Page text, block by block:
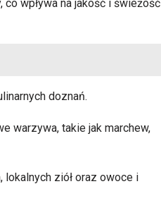
wpływa na jakość i świeżość
doznań.
warzywa, takie jak marchew,
ziół oraz owoce i